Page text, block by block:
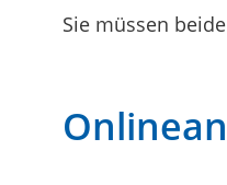
Sie müssen